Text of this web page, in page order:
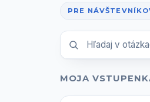
Prepnúť
Prihlásenie
PRE
MOJA